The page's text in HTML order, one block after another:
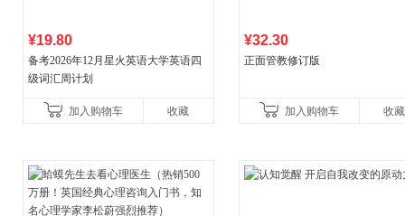
¥19.80
备考2026年12月星火英语大学英语四
级词汇周计划
加入购物车 收藏
¥32.30
正面管教修订版
加入购物车 收藏